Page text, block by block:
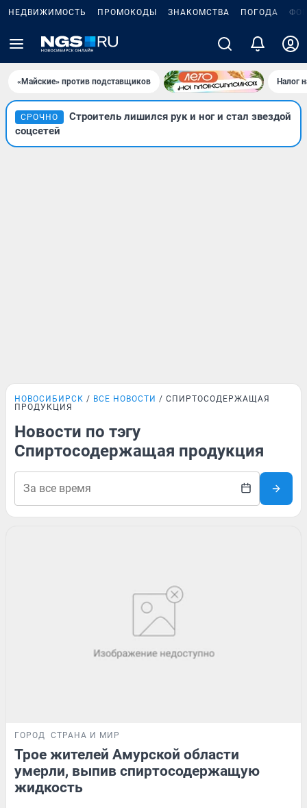
НЕДВИЖИМОСТЬ ПРОМОКОДЫ ЗНАКОМСТВА ПОГОДА
«Майские» против подставщиков Налог
СРОЧНО
Строитель лишился рук и ног и стал звездой
соцсетей
НОВОСИБИРСК ВСЕ НОВОСТИ
СПИРТОСОДЕРЖАЩАЯ
ПРОДУКЦИЯ
Новости по тэгу
Спиртосодержащая продукция
ГОРОД СТРАНА И МИР
Трое жителей Амурской области
умерли, выпив спиртосодержащую
жидкость